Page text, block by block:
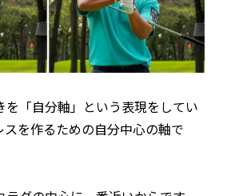
を「自分軸」という表現をしてい
スを作るための自分中心の軸で